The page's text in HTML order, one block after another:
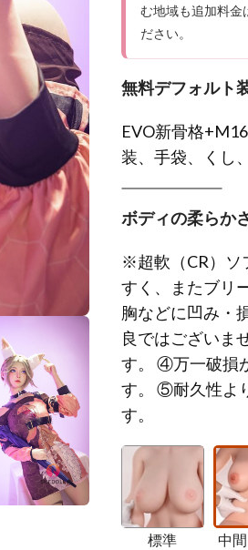
む地域も追加料金
ださい。
無料デフォルト
EVO新骨格
装、手袋、くし
ボディの柔らか
※超軟（CR）ソ
すく、またブリ
胸などに凹み・
良ではございま
す。 ④万一破損
す。 ⑤耐久性よ
す。
標準 中